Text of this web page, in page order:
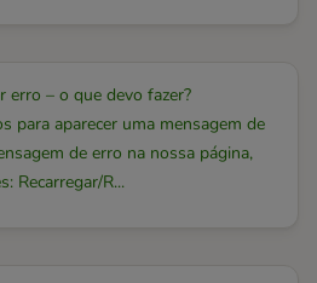
erro – o que devo fazer?
para aparecer uma mensagem de
de erro na nossa página,
Recarregar/R...